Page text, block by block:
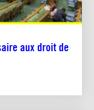
aux droit de